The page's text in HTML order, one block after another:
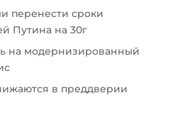
перенести сроки
Путина на 30г
на модернизированный
в преддверии